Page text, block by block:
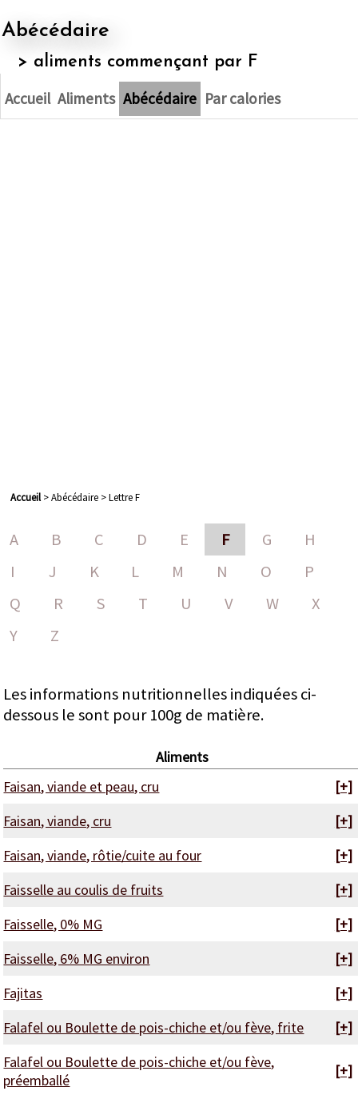
Abécédaire
aliments commençant par F
Accueil Aliments Abécédaire Par calories
Accueil> Abécédaire > Lettre F
A B C D E F G
H
I
J K L M N O
P
Q
R S T U V W
X
Y
Z
Les informations nutritionnelles indiquées ci-
dessous le sont pour 100g de matière.
Aliments
Faisan, viande et peau, cru
[+]
Faisan, viande, cru
[+]
Faisan, viande, rôtie/cuite au four
[+]
Faisselle au coulis de fruits
[+]
Faisselle, 0% MG
[+]
Faisselle, 6% MG environ
[+]
Fajitas
[+]
Falafel ou Boulette de pois-chiche et/ou fève, frite
[+]
Falafel ou Boulette de pois-chiche et/ou fève,
préemballé
[+]